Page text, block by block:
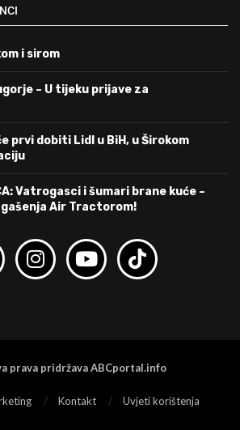
i sirom
– U tijeku prijave za
prvi dobiti Lidl u BiH, u Širokom
Vatrogasci i šumari brane kuće –
Air Tractorom!
prava pridržava ABCportal.info
Kontakt Uvjeti korištenja